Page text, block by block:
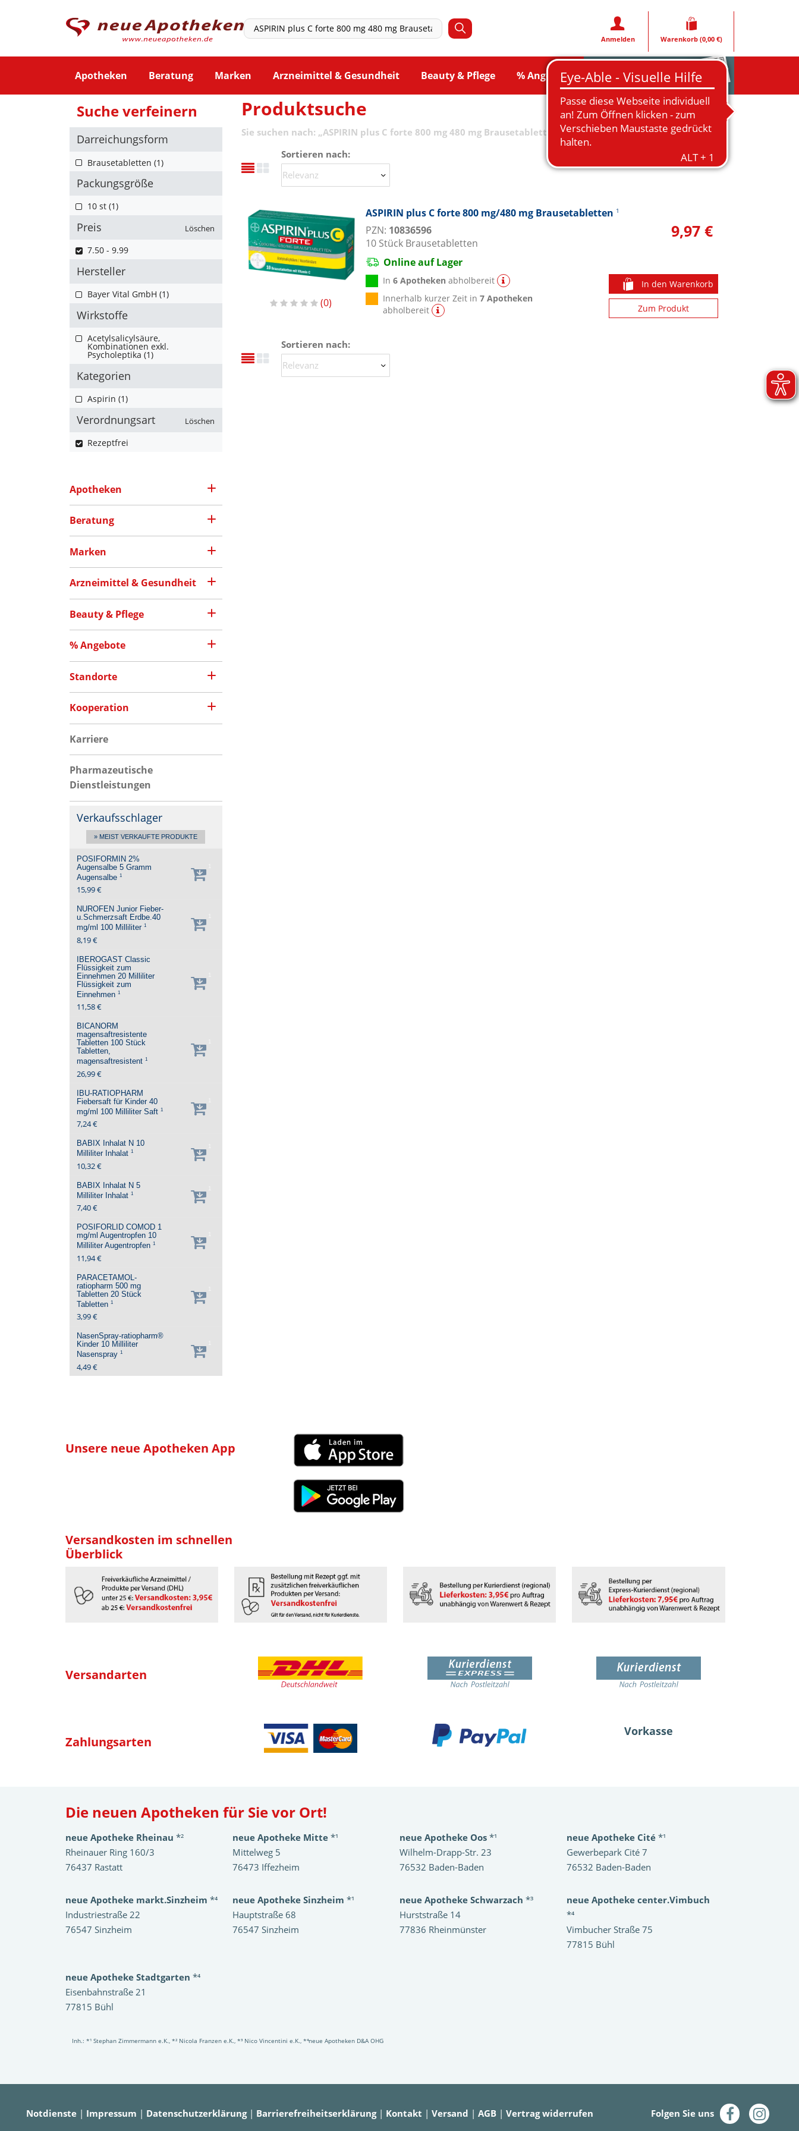
Anmelden Warenkorb (0,00 €)
Apotheken Beratung Marken Arzneimittel & Gesundheit Beauty & Pflege % Angebote Rezeptfoto
Produktsuche
Sie suchen nach: „ASPIRIN plus C forte 800 mg 480 mg Brausetabletten
“
Sortieren nach:
ASPIRIN plus C forte 800 mg/480 mg Brausetabletten 1
0
PZN: 10836596
10Stück Brausetabletten
9,97 €
Online auf Lager
In6 Apotheken abholbereit
Innerhalb kurzer Zeit in7 Apotheken
abholbereit
In den Warenkorb
Zum Produkt
Sortieren nach:
Suche verfeinern
Darreichungsform
Brausetabletten (1)
Packungsgröße
10 st (1)
Preis Löschen
7.50 - 9.99
Hersteller
Bayer Vital GmbH (1)
Wirkstoffe
Acetylsalicylsäure,
Kombinationen exkl.
Psycholeptika (1)
Kategorien
Aspirin (1)
Verordnungsart Löschen
Rezeptfrei
Apotheken
Beratung
Marken
Arzneimittel & Gesundheit
Beauty & Pflege
% Angebote
Standorte
Kooperation
Karriere
Pharmazeutische
Dienstleistungen
Verkaufsschlager
» MEIST VERKAUFTE PRODUKTE
POSIFORMIN 2%
Augensalbe5 Gramm
Augensalbe 1
15,99 €
NUROFEN Junior Fieber-
u.Schmerzsaft Erdbe.40
mg/ml 100 Milliliter1
8,19 €
IBEROGAST Classic
Flüssigkeit zum
Einnehmen 20 Milliliter
Flüssigkeit zum
Einnehmen 1
11,58 €
BICANORM
magensaftresistente
Tabletten 100 Stück
Tabletten,
magensaftresistent 1
26,99 €
IBU-RATIOPHARM
Fiebersaft für Kinder 40
mg/ml 100 MilliliterSaft 1
7,24 €
BABIX Inhalat N 10
Milliliter Inhalat 1
10,32 €
BABIX Inhalat N5
Milliliter Inhalat 1
7,40 €
POSIFORLID COMOD 1
mg/ml Augentropfen 10
MilliliterAugentropfen 1
11,94 €
PARACETAMOL-
ratiopharm 500 mg
Tabletten 20 Stück
Tabletten 1
3,99 €
NasenSpray-ratiopharm®
Kinder 10 Milliliter
Nasenspray 1
4,49 €
Unsere neue Apotheken App
Versandkosten im schnellen
Überblick
Versandarten
Zahlungsarten
Vorkasse
Die neuen Apotheken für Sie vor Ort!
neue Apotheke Rheinau *²
Rheinauer Ring 160/3
76437 Rastatt
neue Apotheke Mitte*¹
Mittelweg 5
76473 Iffezheim
neue Apotheke Oos*¹
Wilhelm-Drapp-Str. 23
76532 Baden-Baden
neue Apotheke Cité *¹
Gewerbepark Cité 7
76532 Baden-Baden
neue Apotheke markt.Sinzheim *⁴
Industriestraße 22
76547 Sinzheim
neue Apotheke Sinzheim *¹
Hauptstraße 68
76547 Sinzheim
neue Apotheke Schwarzach *³
Hurststraße 14
77836 Rheinmünster
neue Apotheke center.Vimbuch
*⁴
Vimbucher Straße 75
77815 Bühl
neue Apotheke Stadtgarten *⁴
Eisenbahnstraße 21
77815 Bühl
Inh.: *¹ Stephan Zimmermann e.K., *² Nicola Franzen e.K., *³ Nico Vincentini e.K., *⁴neue Apotheken D&A OHG
Notdienste | Impressum | Datenschutzerklärung| Barrierefreiheitserklärung| Kontakt | Versand | AGB | Vertrag widerrufen Folgen Sie uns